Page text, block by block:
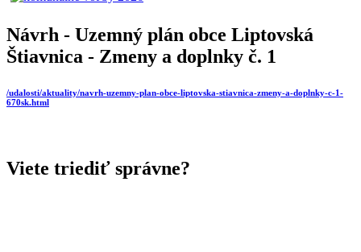
Návrh - Uzemný plán obce Liptovská
Štiavnica - Zmeny a doplnky č. 1
/udalosti/aktuality/navrh-uzemny-plan-obce-liptovska-stiavnica-zmeny-a-doplnky-c-1-
670sk.html
Viete triediť správne?